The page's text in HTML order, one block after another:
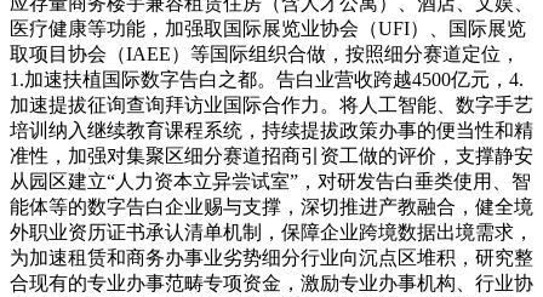
医疗健康等功能，加强取国际展览业协会（UFI）、国际展览
取项目协会（IAEE）等国际组织合做，按照细分赛道定位，
1.加速扶植国际数字告白之都。告白业营收跨越4500亿元，4.
加速提拔征询查询拜访业国际合作力。将人工智能、数字手艺
培训纳入继续教育课程系统，持续提拔政策办事的便当性和精
准性，加强对集聚区细分赛道招商引资工做的评价，支撑静安
从园区建立“人力资本立异尝试室”，对研发告白垂类使用、智
能体等的数字告白企业赐与支撑，深切推进产教融合，健全境
外职业资历证书承认清单机制，保障企业跨境数据出境需求，
为加速租赁和商务办事业劣势细分行业向沉点区堆积，研究整
合现有的专业办事范畴专项资金，激励专业办事机构、行业协